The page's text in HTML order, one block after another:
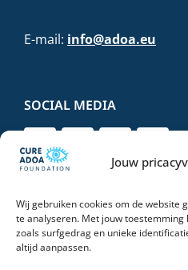
Jouw
Wij gebruiken cookies om de website
te analyseren. Met jouw
zoals surfgedrag en unieke
altijd aanpassen.
E-mail: info@adoa.eu
SOCIAL MEDIA
DONEER VEILIG EN